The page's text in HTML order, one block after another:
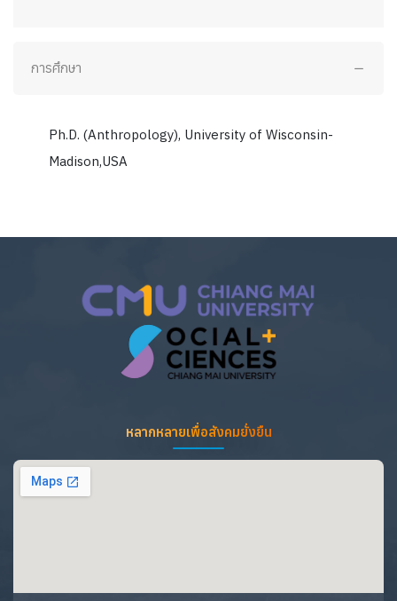
การศึกษา
Ph.D. (Anthropology), University of Wisconsin-
Madison,USA
หลากหลายเพื่อสังคมยั่งยืน